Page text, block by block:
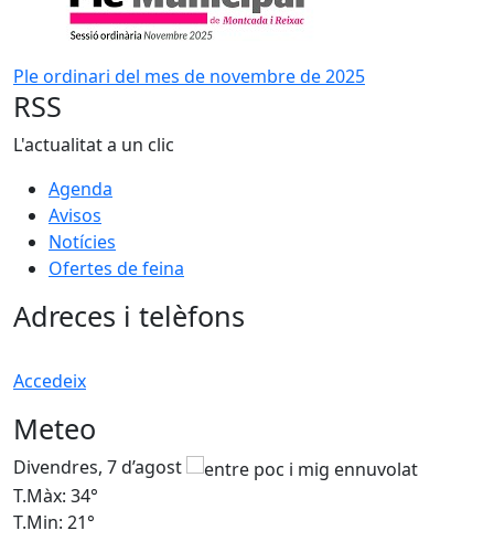
Ple ordinari del mes de novembre de 2025
RSS
L'actualitat a un clic
Agenda
Avisos
Notícies
Ofertes de feina
Adreces i telèfons
Accedeix
Meteo
Divendres, 7 d’agost
T.Màx: 34°
T.Min: 21°